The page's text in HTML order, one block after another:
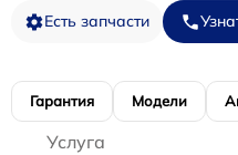
Есть запчасти
Гарантия Модели
Услуга